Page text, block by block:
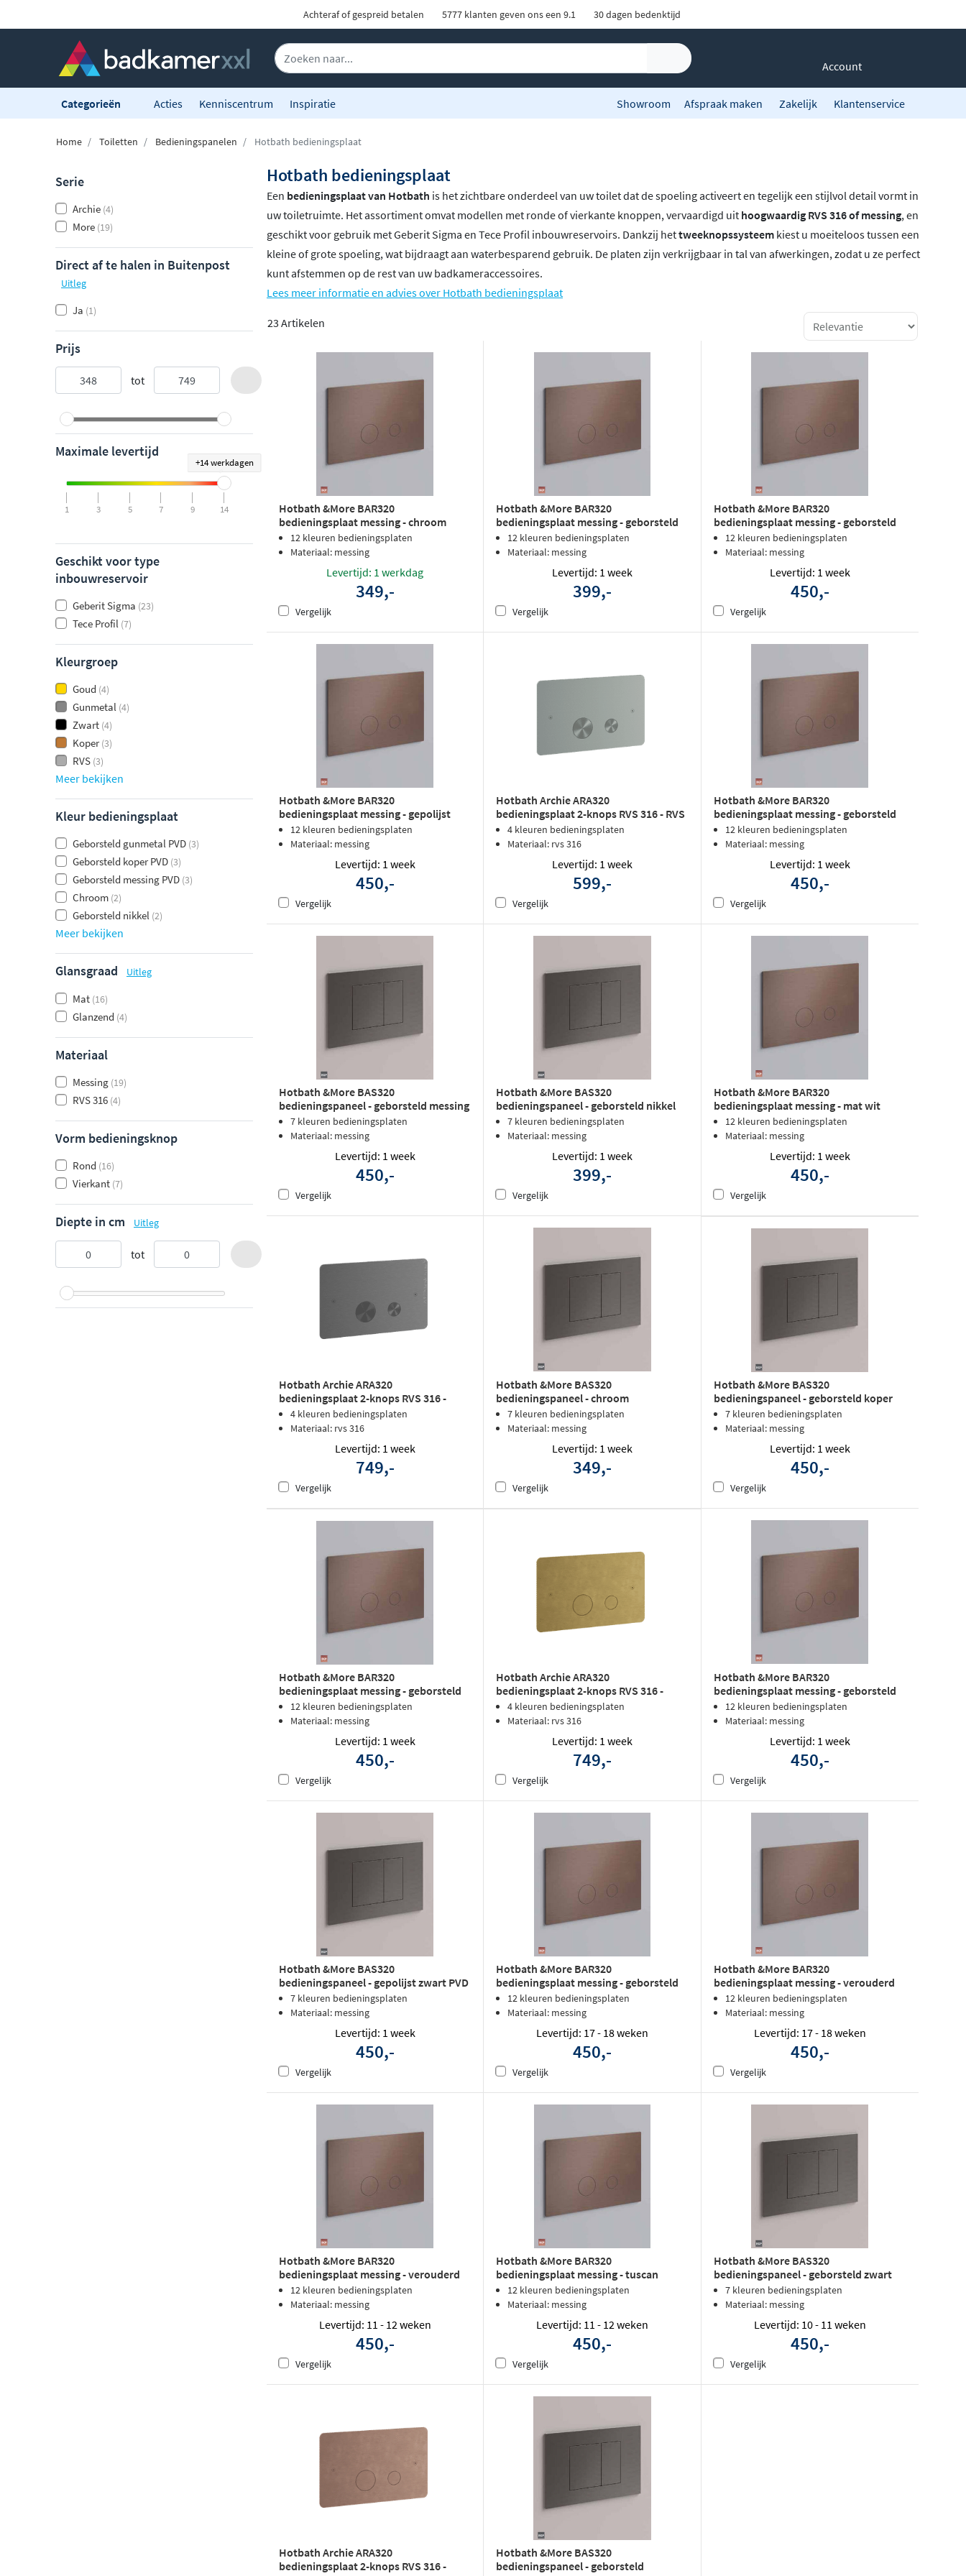
Achteraf of gespreid betalen 5777 klanten geven ons een 9.1 30 dagen bedenktijd
Account
Categorieën Acties Kenniscentrum Inspiratie Showroom Afspraak maken Zakelijk Klantenservice
Home Toiletten Bedieningspanelen Hotbath bedieningsplaat
Serie
Archie (4)
More (19)
Direct af te halen in Buitenpost
Uitleg
Ja (1)
Prijs
tot
Maximale levertijd
+14 werkdagen
1 3 5 7 9 14
Geschikt voor type
inbouwreservoir
Geberit Sigma (23)
Tece Profil (7)
Kleurgroep
Goud (4)
Gunmetal (4)
Zwart (4)
Koper(3)
RVS (3)
Meer bekijken
Kleur bedieningsplaat
Geborsteld gunmetal PVD (3)
Geborsteld koper PVD (3)
Geborsteld messing PVD (3)
Chroom (2)
Geborsteld nikkel (2)
Meer bekijken
Glansgraad Uitleg
Mat (16)
Glanzend (4)
Materiaal
Messing (19)
RVS 316 (4)
Vorm bedieningsknop
Rond (16)
Vierkant (7)
Diepte in cm Uitleg
tot
Hotbath bedieningsplaat
Een bedieningsplaat van Hotbath is het zichtbare onderdeel van uw toilet dat de spoeling activeert en tegelijk een stijlvol detail vormt in
uw toiletruimte. Het assortiment omvat modellen met ronde of vierkante knoppen, vervaardigd uit hoogwaardig RVS 316 of messing, en
geschikt voor gebruik met Geberit Sigma en Tece Profil inbouwreservoirs. Dankzij hettweeknopssysteem kiest u moeiteloos tussen een
kleine of grote spoeling, wat bijdraagt aan waterbesparend gebruik. De platen zijn verkrijgbaar in tal van afwerkingen, zodat u ze perfect
kunt afstemmen op de rest van uw badkameraccessoires.
Lees meer informatie en advies over Hotbath bedieningsplaat
23 Artikelen
Hotbath &More BAR320
bedieningsplaat messing - chroom
12 kleuren bedieningsplaten
Materiaal: messing
Levertijd: 1 werkdag
349,-
Vergelijk
Hotbath &More BAR320
bedieningsplaat messing - geborsteld
nikkel
12 kleuren bedieningsplaten
Materiaal: messing
Levertijd: 1 week
399,-
Vergelijk
Hotbath &More BAR320
bedieningsplaat messing - geborsteld
messing PVD
12 kleuren bedieningsplaten
Materiaal: messing
Levertijd: 1 week
450,-
Vergelijk
Hotbath &More BAR320
bedieningsplaat messing - gepolijst
zwart PVD
12 kleuren bedieningsplaten
Materiaal: messing
Levertijd: 1 week
450,-
Vergelijk
Hotbath Archie ARA320
bedieningsplaat 2-knops RVS 316 - RVS
4 kleuren bedieningsplaten
Materiaal: rvs 316
Levertijd: 1 week
599,-
Vergelijk
Hotbath &More BAR320
bedieningsplaat messing - geborsteld
zwart PVD
12 kleuren bedieningsplaten
Materiaal: messing
Levertijd: 1 week
450,-
Vergelijk
Hotbath &More BAS320
bedieningspaneel - geborsteld messing
PVD7 kleuren bedieningsplaten
Materiaal: messing
Levertijd: 1 week
450,-
Vergelijk
Hotbath &More BAS320
bedieningspaneel - geborsteld nikkel
7 kleuren bedieningsplaten
Materiaal: messing
Levertijd: 1 week
399,-
Vergelijk
Hotbath &More BAR320
bedieningsplaat messing - mat wit
12 kleuren bedieningsplaten
Materiaal: messing
Levertijd: 1 week
450,-
Vergelijk
Hotbath Archie ARA320
bedieningsplaat 2-knops RVS 316 -
Geborsteld Gunmetal PVD
4 kleuren bedieningsplaten
Materiaal: rvs 316
Levertijd: 1 week
749,-
Vergelijk
Hotbath &More BAS320
bedieningspaneel - chroom
7 kleuren bedieningsplaten
Materiaal: messing
Levertijd: 1 week
349,-
Vergelijk
Hotbath &More BAS320
bedieningspaneel - geborsteld koper
PVD7 kleuren bedieningsplaten
Materiaal: messing
Levertijd: 1 week
450,-
Vergelijk
Hotbath &More BAR320
bedieningsplaat messing - geborsteld
gunmetal PVD
12 kleuren bedieningsplaten
Materiaal: messing
Levertijd: 1 week
450,-
Vergelijk
Hotbath Archie ARA320
bedieningsplaat 2-knops RVS 316 -
Geborsteld Messing PVD
4 kleuren bedieningsplaten
Materiaal: rvs 316
Levertijd: 1 week
749,-
Vergelijk
Hotbath &More BAR320
bedieningsplaat messing - geborsteld
messing
12 kleuren bedieningsplaten
Materiaal: messing
Levertijd: 1 week
450,-
Vergelijk
Hotbath &More BAS320
bedieningspaneel - gepolijst zwart PVD
7 kleuren bedieningsplaten
Materiaal: messing
Levertijd: 1 week
450,-
Vergelijk
Hotbath &More BAR320
bedieningsplaat messing - geborsteld
koper PVD
12 kleuren bedieningsplaten
Materiaal: messing
Levertijd: 17 - 18 weken
450,-
Vergelijk
Hotbath &More BAR320
bedieningsplaat messing - verouderd
messing
12 kleuren bedieningsplaten
Materiaal: messing
Levertijd: 17 - 18 weken
450,-
Vergelijk
Hotbath &More BAR320
bedieningsplaat messing - verouderd
ijzer12 kleuren bedieningsplaten
Materiaal: messing
Levertijd: 11 - 12 weken
450,-
Vergelijk
Hotbath &More BAR320
bedieningsplaat messing - tuscan
bronze
12 kleuren bedieningsplaten
Materiaal: messing
Levertijd: 11 - 12 weken
450,-
Vergelijk
Hotbath &More BAS320
bedieningspaneel - geborsteld zwart
PVD7 kleuren bedieningsplaten
Materiaal: messing
Levertijd: 10 - 11 weken
450,-
Vergelijk
Hotbath Archie ARA320
bedieningsplaat 2-knops RVS 316 -
Hotbath &More BAS320
bedieningspaneel - geborsteld